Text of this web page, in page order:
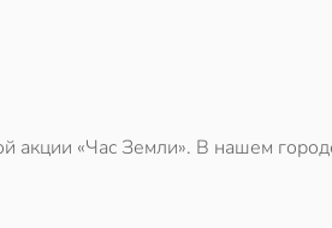
акции «Час Земли». В нашем